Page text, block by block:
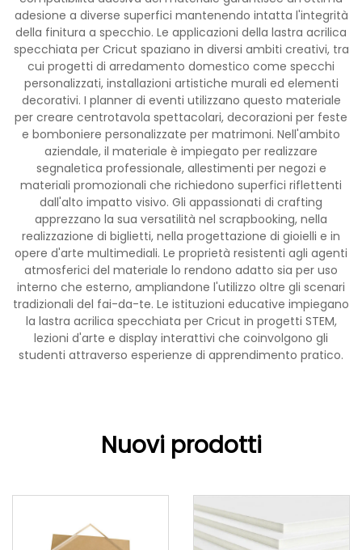
adesione a diverse superfici mantenendo intatta l'integrità
della finitura a specchio. Le applicazioni della lastra acrilica
specchiata per Cricut spaziano in diversi ambiti creativi, tra
cui progetti di arredamento domestico come specchi
personalizzati, installazioni artistiche murali ed elementi
decorativi. I planner di eventi utilizzano questo materiale
per creare centrotavola spettacolari, decorazioni per feste
e bomboniere personalizzate per matrimoni. Nell'ambito
aziendale, il materiale è impiegato per realizzare
segnaletica professionale, allestimenti per negozi e
materiali promozionali che richiedono superfici riflettenti
dall'alto impatto visivo. Gli appassionati di crafting
apprezzano la sua versatilità nel scrapbooking, nella
realizzazione di biglietti, nella progettazione di gioielli e in
opere d'arte multimediali. Le proprietà resistenti agli agenti
atmosferici del materiale lo rendono adatto sia per uso
interno che esterno, ampliandone l'utilizzo oltre gli scenari
tradizionali del fai-da-te. Le istituzioni educative impiegano
la lastra acrilica specchiata per Cricut in progetti STEM,
lezioni d'arte e display interattivi che coinvolgono gli
studenti attraverso esperienze di apprendimento pratico.
Nuovi prodotti